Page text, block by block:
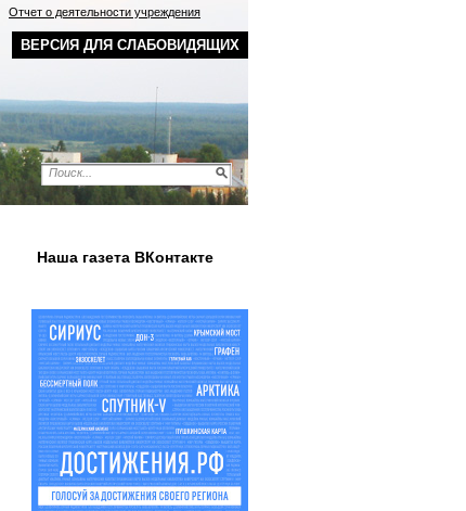
ВЕРСИЯ ДЛЯ СЛАБОВИДЯЩИХ
Отчет о деятельности учреждения
Наша газета ВКонтакте